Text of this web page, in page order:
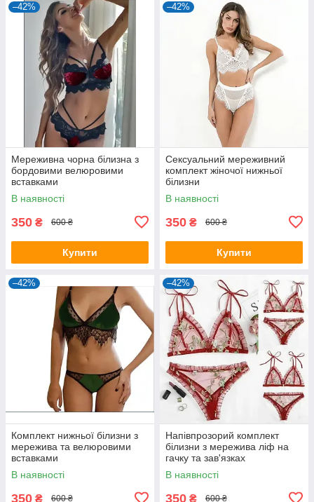
–42%
Мереживна чорна білизна з
бордовими велюровими
вставками
В наявності
350 ₴ 600 ₴
Купити
–42%
Сексуальний мереживний
комплект жіночої нижньої
білизни
В наявності
350 ₴ 600 ₴
Купити
–42%
Комплект нижньої білизни з
мережива та велюровими
вставками
В наявності
350 ₴ 600 ₴
–42%
Напівпрозорий комплект
білизни з мережива ліф на
гачку та зав'язках
В наявності
350 ₴ 600 ₴